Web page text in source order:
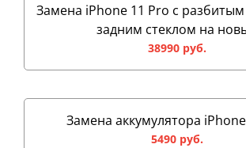
Замена iPhone 11 Pro с
задним стеклом на
38990 руб.
Замена аккумулятора
5490 руб.